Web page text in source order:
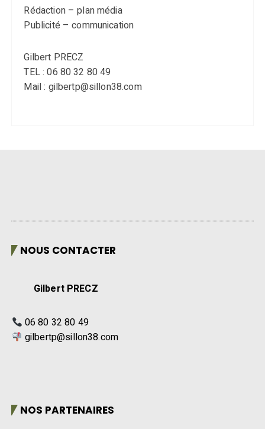
Rédaction – plan média
Publicité – communication
Gilbert PRECZ
TEL : 06 80 32 80 49
Mail : gilbertp@sillon38.com
NOUS CONTACTER
Gilbert PRECZ
06 80 32 80 49
gilbertp@sillon38.com
NOS PARTENAIRES